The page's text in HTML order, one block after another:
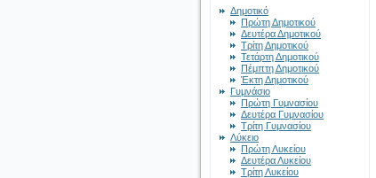
Δημοτικό
Πρώτη Δημοτικού
Δευτέρα Δημοτικού
Τρίτη Δημοτικού
Τετάρτη Δημοτικού
Πέμπτη Δημοτικού
Έκτη Δημοτικού
Γυμνάσιο
Πρώτη Γυμνασίου
Δευτέρα Γυμνασίου
Τρίτη Γυμνασίου
Λύκειο
Πρώτη Λυκείου
Δευτέρα Λυκείου
Τρίτη Λυκείου